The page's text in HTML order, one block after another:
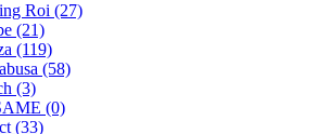
Roi (27)
(21)
(119)
(58)
(3)
(0)
(33)